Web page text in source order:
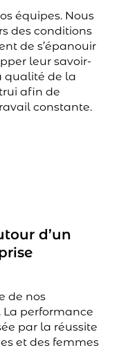
équipes. Nous
des conditions
de s’épanouir
leur savoir-
qualité de la
afin de
constante.
d’un
de nos
La performance
par la réussite
et des femmes